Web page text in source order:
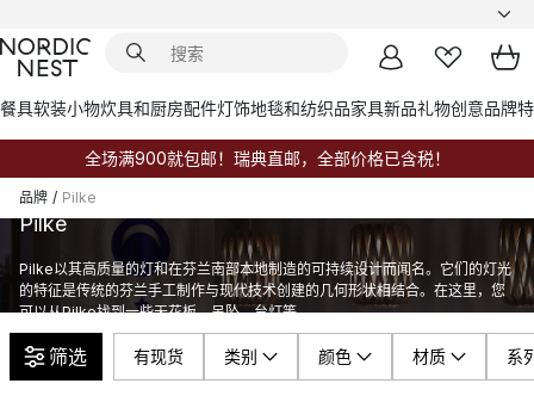
餐具软装小物炊具和厨房配件灯饰地毯和纺织品家具新品礼物创意品牌
全场满900就包邮！瑞典直邮，全部价格已含税！
品牌 / Pilke
Pilke
Pilke以其高质量的灯和在芬兰南部本地制造的可持续设计而闻名。它们的灯光
的特征是传统的芬兰手工制作与现代技术创建的几何形状相结合。在这里，您
可以从Pilke找到一些天花板，吊坠，台灯等。
筛选 有现货 类别 颜色 材质 系